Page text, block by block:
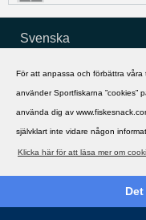
För att anpassa och förbättra våra
använder Sportfiskarna ”cookies”
använda dig av
självklart inte vidare någon
Klicka här för att läsa mer om
Svenska
Copyright ©2002 - 2021,
Copyright ©
All